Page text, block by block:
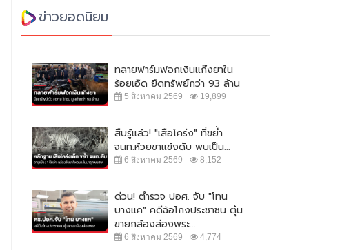
ข่าวยอดนิยม
ทลายฟาร์มฟอกเงินแก๊งยาใน
ร้อยเอ็ด ยึดทรัพย์กว่า 93 ล้าน
5 สิงหาคม 2569 19,899
สืบรู้แล้ว! "เสือโคร่ง" ที่ขย้ำ
จนท.ห้วยขาแข้งดับ พบเป็น...
6 สิงหาคม 2569 8,152
ด่วน! ตำรวจ ปอศ. จับ "โทน
บางแค" คดีฉ้อโกงประชาชน ตุ๋น
ขายกล้องส่องพระ...
6 สิงหาคม 2569 4,774